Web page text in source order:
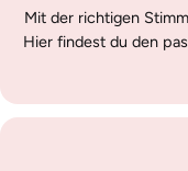
Mit der richtigen
Hier findest du den